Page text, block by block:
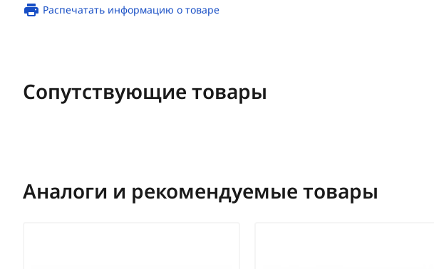
Распечатать информацию о товаре
Сопутствующие товары
Аналоги и рекомендуемые товары